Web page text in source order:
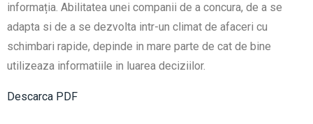
informația. Abilitatea unei companii de a concura, de a se
adapta si de a se dezvolta intr-un climat de afaceri cu
schimbari rapide, depinde in mare parte de cat de bine
utilizeaza informatiile in luarea deciziilor.
Descarca PDF